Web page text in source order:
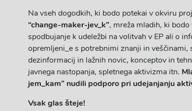
Na vseh dogodkih, ki bodo potekai v okviru
“change-maker-jev_k”, mreža mladih, ki
spodbujanje k udeležbi na volitvah v EP ali o
opremljeni_e s potrebnimi znanji in veščinami,
dezinformacij in lažnih novic, konceptov in
javnega nastopanja, spletnega aktivizma itn.
jem_kam” nudili podporo pri udejanjanju
Vsak glas šteje!